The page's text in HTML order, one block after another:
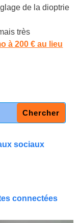
de la dioptrie
très
à 200 € au lieu
sociaux
connectées